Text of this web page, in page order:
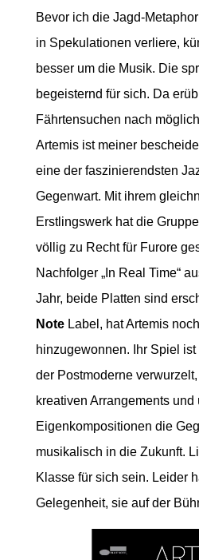
Bevor ich die Jagd-
in Spekulationen verliere,
besser um die Musik. Die
begeisternd für sich. Da
Fährtensuchen nach
Artemis ist meiner
eine der faszinierendsten
Gegenwart. Mit ihrem
Erstlingswerk hat die
völlig zu Recht für Furore
Nachfolger „In Real Time“
Jahr, beide Platten sind
NoteLabel, hat Artemis
hinzugewonnen. Ihr Spiel
der Postmoderne
kreativen Arrangements
Eigenkompositionen die
musikalisch in die Zukunft.
Klasse für sich sein. Leider
Gelegenheit, sie auf der